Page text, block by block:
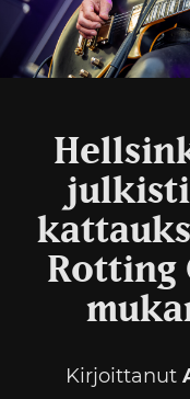
julkisti
Rotting
Kirjoittanut